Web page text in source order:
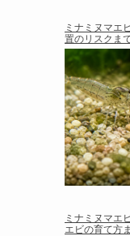
ミナミヌマエ
置のリスクま
ミナミヌマエ
エビの育て方